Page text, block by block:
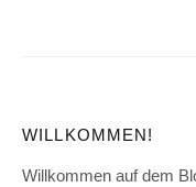
WILLKOMMEN!
Willkommen auf dem